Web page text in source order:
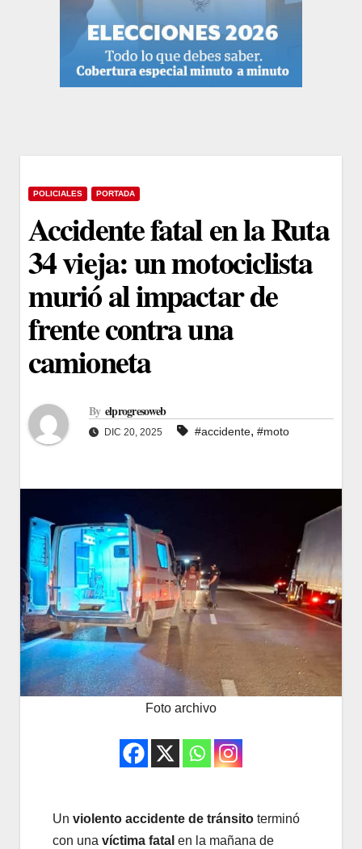
POLICIALES PORTADA
Accidente fatal en la Ruta
34 vieja: un motociclista
murió al impactar de
frente contra una
camioneta
By elprogresoweb
DIC 20, 2025 #accidente, #moto
Foto archivo
Un violento accidente de tránsito terminó
con una víctima fatal en la mañana de